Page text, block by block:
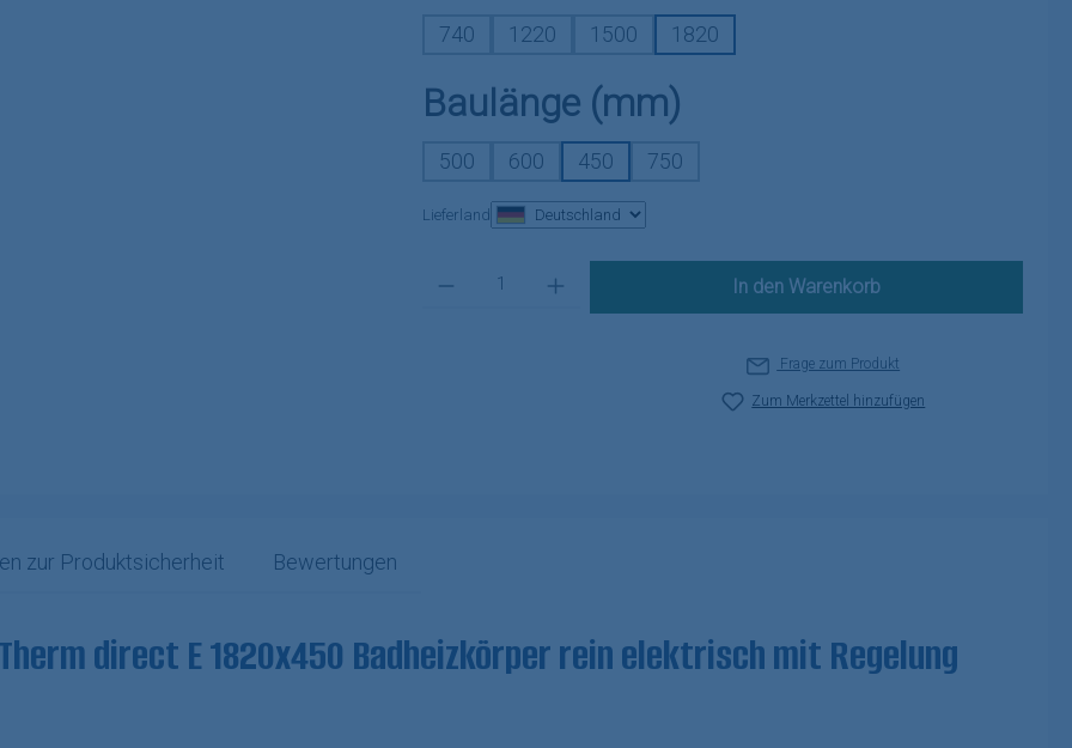
740 1220 1500 1820
Baulänge (mm)auswählen
500 600 450 750
Lieferland
In den Warenkorb
Frage zum Produkt
Zum Merkzettel hinzufügen
zur Produktsicherheit Bewertungen
direct E 1820x450 Badheizkörper rein elektrisch mit Regelung